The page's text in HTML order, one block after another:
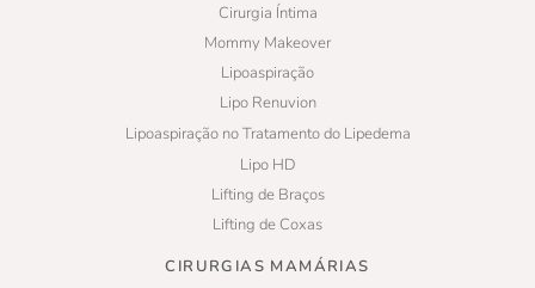
Cirurgia Íntima
Mommy Makeover
Lipoaspiração
Lipo Renuvion
Lipoaspiração no Tratamento do Lipedema
Lipo HD
Lifting de Braços
Lifting de Coxas
CIRURGIAS MAMÁRIAS